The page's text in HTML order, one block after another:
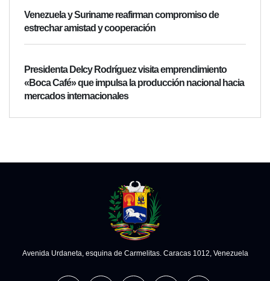
Venezuela y Suriname reafirman compromiso de
estrechar amistad y cooperación
Presidenta Delcy Rodríguez visita emprendimiento
«Boca Café» que impulsa la producción nacional hacia
mercados internacionales
Avenida Urdaneta, esquina de Carmelitas. Caracas 1012, Venezuela